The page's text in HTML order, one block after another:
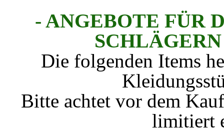
- ANGEBOTE FÜR
Die folgenden Items
Bitte achtet vor dem
limitiert